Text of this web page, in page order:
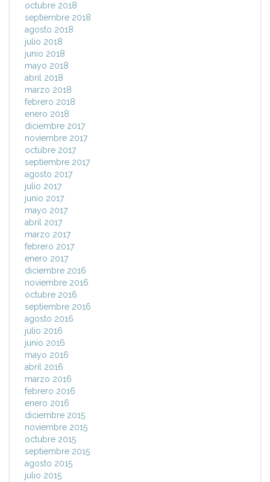
octubre 2018
septiembre 2018
agosto 2018
julio 2018
junio 2018
mayo 2018
abril 2018
marzo 2018
febrero 2018
enero 2018
diciembre 2017
noviembre 2017
octubre 2017
septiembre 2017
agosto 2017
julio 2017
junio 2017
mayo 2017
abril 2017
marzo 2017
febrero 2017
enero 2017
diciembre 2016
noviembre 2016
octubre 2016
septiembre 2016
agosto 2016
julio 2016
junio 2016
mayo 2016
abril 2016
marzo 2016
febrero 2016
enero 2016
diciembre 2015
noviembre 2015
octubre 2015
septiembre 2015
agosto 2015
julio 2015